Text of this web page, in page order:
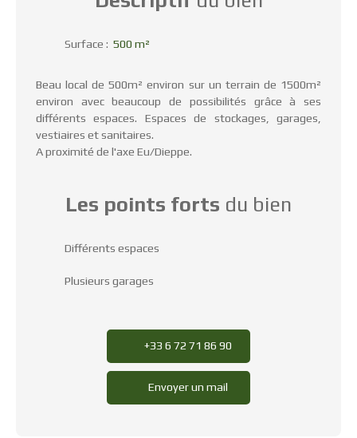
Surface : 500 m²
Beau local de 500m² environ sur un terrain de 1500m²
environ avec beaucoup de possibilités grâce à ses
différents espaces. Espaces de stockages, garages,
vestiaires et sanitaires.
A proximité de l'axe Eu/Dieppe.
Les points forts du bien
Différents espaces
Plusieurs garages
+33 6 72 71 86 90
Envoyer un mail